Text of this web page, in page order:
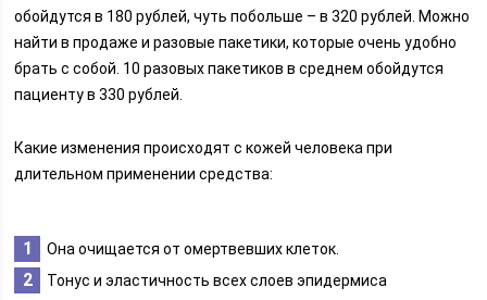
обойдутся в 180 рублей, чуть побольше – в 320 рублей. Можно
найти в продаже и разовые пакетики, которые очень удобно
брать с собой. 10 разовых пакетиков в среднем обойдутся
пациенту в 330 рублей.
Какие изменения происходят с кожей человека при
длительном применении средства:
Она очищается от омертвевших клеток.
Тонус и эластичность всех слоев эпидермиса